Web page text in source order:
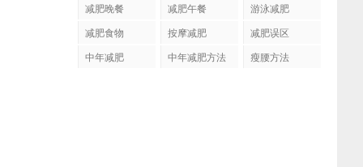
减肥晚餐
减肥午餐
游泳减肥
减肥食物
按摩减肥
减肥误区
中年减肥
中年减肥方法 瘦腰方法